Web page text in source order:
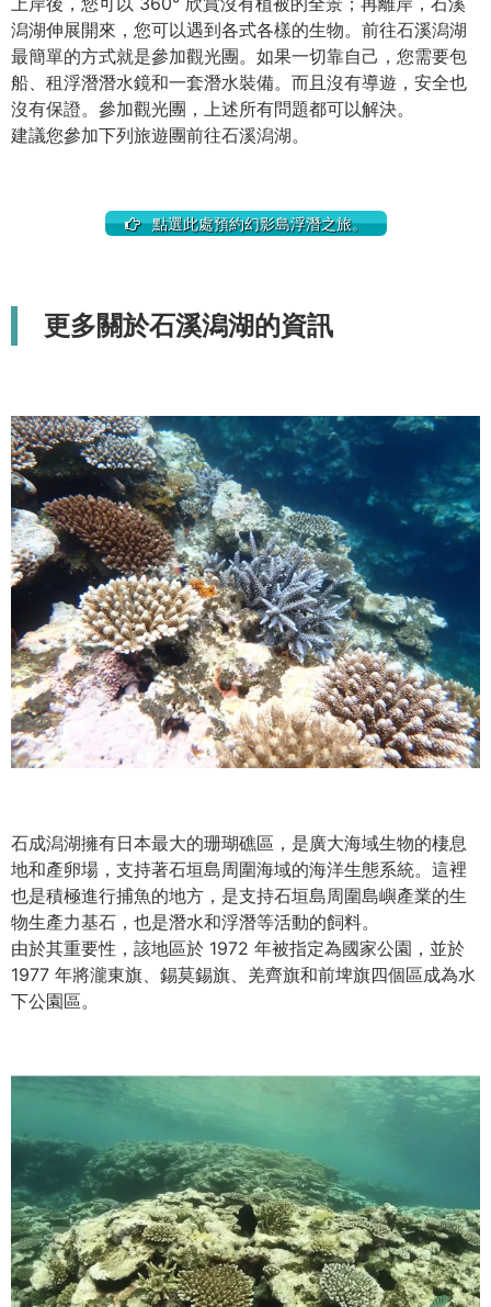
潟湖伸展開來，您可以遇到各式各樣的生物。前往石溪潟湖
最簡單的方式就是參加觀光團。如果一切靠自己，您需要包
船、租浮潛潛水鏡和一套潛水裝備。而且沒有導遊，安全也
沒有保證。參加觀光團，上述所有問題都可以解決。
建議您參加下列旅遊團前往石溪潟湖。
點選此處預約幻影島浮潛之旅。
更多關於石溪潟湖的資訊
石成潟湖擁有日本最大的珊瑚礁區，是廣大海域生物的棲息
地和產卵場，支持著石垣島周圍海域的海洋生態系統。這裡
也是積極進行捕魚的地方，是支持石垣島周圍島嶼產業的生
物生產力基石，也是潛水和浮潛等活動的飼料。
由於其重要性，該地區於 1972 年被指定為國家公園，並於
1977 年將瀧東旗、錫莫錫旗、羌齊旗和前埤旗四個區成為水
下公園區。